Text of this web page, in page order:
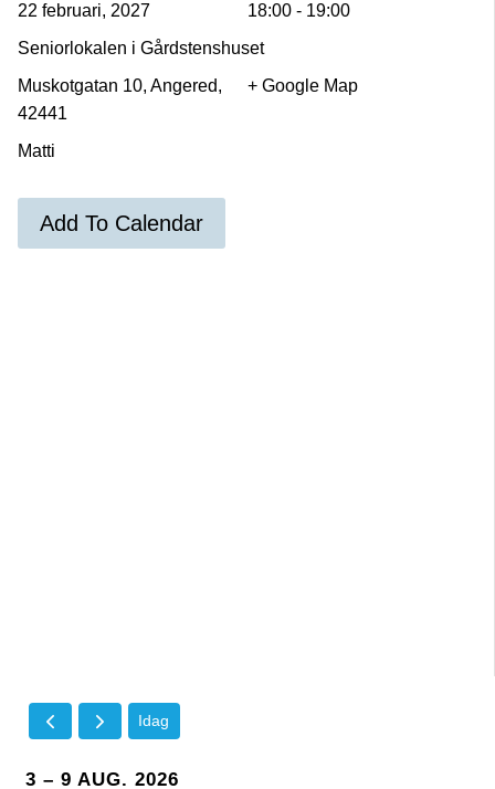
22 februari, 2027
18:00 - 19:00
Seniorlokalen i Gårdstenshuset
Muskotgatan 10, Angered,
42441
+ Google Map
Matti
Add To Calendar
Idag
3 – 9 AUG. 2026